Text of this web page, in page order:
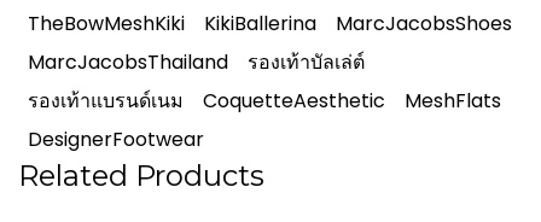
TheBowMeshKiki
KikiBallerina
MarcJacobsShoes
MarcJacobsThailand
รองเท้าบัลเล่ต์
รองเท้าแบรนด์เนม
CoquetteAesthetic
MeshFlats
DesignerFootwear
Related Products